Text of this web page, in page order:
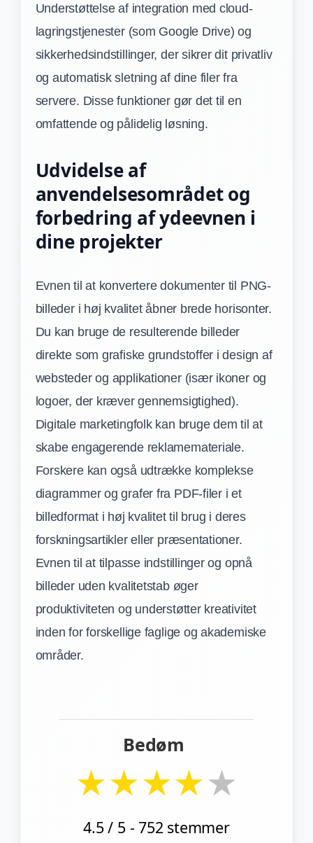
Understøttelse af integration med cloud-
lagringstjenester (som Google Drive) og
sikkerhedsindstillinger, der sikrer dit privatliv
og automatisk sletning af dine filer fra
servere. Disse funktioner gør det til en
omfattende og pålidelig løsning.
Udvidelse af
anvendelsesområdet og
forbedring af ydeevnen i
dine projekter
Evnen til at konvertere dokumenter til PNG-
billeder i høj kvalitet åbner brede horisonter.
Du kan bruge de resulterende billeder
direkte som grafiske grundstoffer i design af
websteder og applikationer (især ikoner og
logoer, der kræver gennemsigtighed).
Digitale marketingfolk kan bruge dem til at
skabe engagerende reklamemateriale.
Forskere kan også udtrække komplekse
diagrammer og grafer fra PDF-filer i et
billedformat i høj kvalitet til brug i deres
forskningsartikler eller præsentationer.
Evnen til at tilpasse indstillinger og opnå
billeder uden kvalitetstab øger
produktiviteten og understøtter kreativitet
inden for forskellige faglige og akademiske
områder.
Bedøm
★★★★★
4.5/ 5 - 752 stemmer